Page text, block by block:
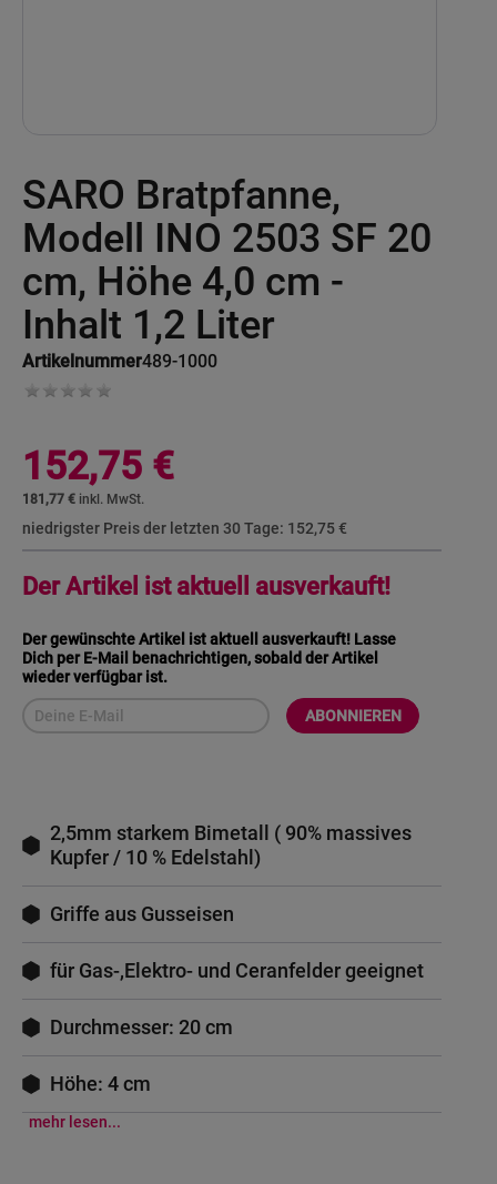
SARO Bratpfanne,
Modell INO 2503 SF 20
cm, Höhe 4,0 cm -
Inhalt 1,2 Liter
Artikelnummer489-1000
to
the
beginning
of
images
gallery
181,77 €
152,75 €
niedrigster Preis der letzten 30 Tage: 152,75 €
Der Artikel ist aktuell ausverkauft!
Der gewünschte Artikel ist aktuell ausverkauft! Lasse
Dich per E-Mail benachrichtigen, sobald der Artikel
wieder verfügbar ist.
ABONNIEREN
2,5mm starkem Bimetall ( 90% massives
Kupfer / 10 % Edelstahl)
Griffe aus Gusseisen
für Gas-,Elektro- und Ceranfelder geeignet
Durchmesser: 20 cm
Höhe: 4 cm
mehr lesen...